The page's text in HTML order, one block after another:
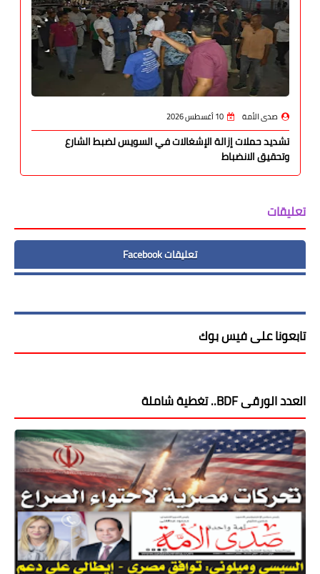
صدى الأمة 10 أغسطس 2026
تشديد حملات إزالة الإشغالات في السويس لضبط الشارع
وتحقيق الانضباط
تعليقات
تعليقات Facebook
تابعونا على فيس بوك
العدد الورقى BDF.. تغطية شاملة